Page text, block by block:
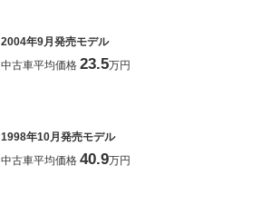
2004年9月発売モデル
中古車平均価格 23.5万円
1998年10月発売モデル
中古車平均価格 40.9万円